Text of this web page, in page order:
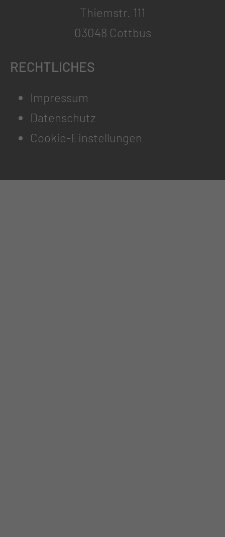
Thiemstr. 111
03048 Cottbus
RECHTLICHES
Impressum
Datenschutz
Cookie-Einstellungen